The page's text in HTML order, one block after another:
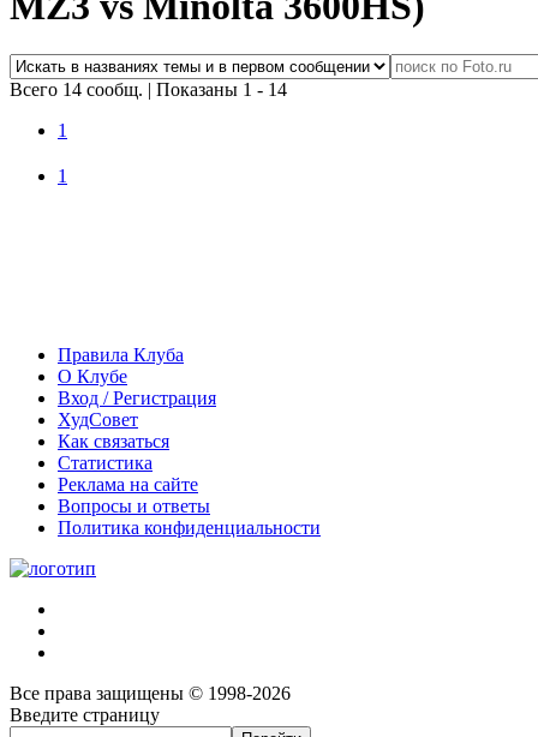
Всего 14 сообщ. | Показаны 1 - 14
1
1
Правила Клуба
О Клубе
Вход / Регистрация
ХудСовет
Как связаться
Статистика
Реклама на сайте
Вопросы и ответы
Политика конфиденциальности
Все права защищены © 1998-2026
Введите страницу